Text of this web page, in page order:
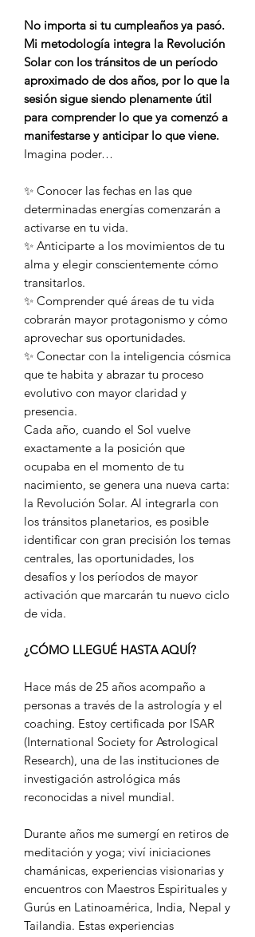
No importa si tu cumpleaños ya pasó.
Mi metodología integra la Revolución
Solar con los tránsitos de un período
aproximado de dos años, por lo que la
sesión sigue siendo plenamente útil
para comprender lo que ya comenzó a
manifestarse y anticipar lo que viene.
Imagina poder…
✨ Conocer las fechas en las que
determinadas energías comenzarán a
activarse en tu vida.
✨ Anticiparte a los movimientos de tu
alma y elegir conscientemente cómo
transitarlos.
✨ Comprender qué áreas de tu vida
cobrarán mayor protagonismo y cómo
aprovechar sus oportunidades.
✨ Conectar con la inteligencia cósmica
que te habita y abrazar tu proceso
evolutivo con mayor claridad y
presencia.
Cada año, cuando el Sol vuelve
exactamente a la posición que
ocupaba en el momento de tu
nacimiento, se genera una nueva carta:
la Revolución Solar. Al integrarla con
los tránsitos planetarios, es posible
identificar con gran precisión los temas
centrales, las oportunidades, los
desafíos y los períodos de mayor
activación que marcarán tu nuevo ciclo
de vida.
¿CÓMO LLEGUÉ HASTA AQUÍ?
Hace más de 25 años acompaño a
personas a través de la astrología y el
coaching. Estoy certificada por ISAR
(International Society for Astrological
Research), una de las instituciones de
investigación astrológica más
reconocidas a nivel mundial.
Durante años me sumergí en retiros de
meditación y yoga; viví iniciaciones
chamánicas, experiencias visionarias y
encuentros con Maestros Espirituales y
Gurús en Latinoamérica, India, Nepal y
Tailandia. Estas experiencias